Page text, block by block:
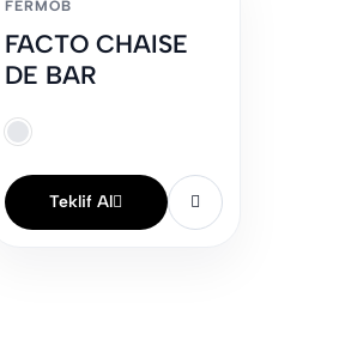
FERMOB
FACTO CHAISE
DE BAR
Teklif Al